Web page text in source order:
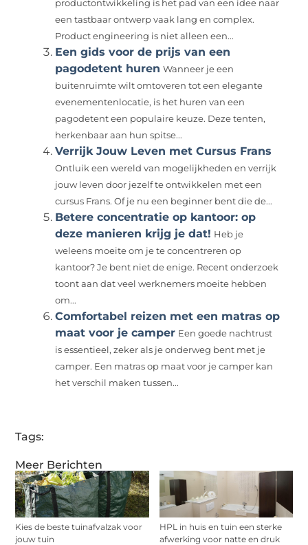
Meer Berichten
Kies de beste tuinafvalzak voor
jouw tuin
HPL in huis en tuin een sterke
afwerking voor natte en druk
productontwikkeling is het pad van een idee naar
een tastbaar ontwerp vaak lang en complex.
Product engineering is niet alleen een...
Een gids voor de prijs van een
pagodetent huren Wanneer je een
buitenruimte wilt omtoveren tot een elegante
evenementenlocatie, is het huren van een
pagodetent een populaire keuze. Deze tenten,
herkenbaar aan hun spitse...
Verrijk Jouw Leven met Cursus Frans
Ontluik een wereld van mogelijkheden en verrijk
jouw leven door jezelf te ontwikkelen met een
cursus Frans. Of je nu een beginner bent die de...
Betere concentratie op kantoor: op
deze manieren krijg je dat! Heb je
weleens moeite om je te concentreren op
kantoor? Je bent niet de enige. Recent onderzoek
toont aan dat veel werknemers moeite hebben
om...
Comfortabel reizen met een matras op
maat voor je camper Een goede nachtrust
is essentieel, zeker als je onderweg bent met je
camper. Een matras op maat voor je camper kan
het verschil maken tussen...
Tags: